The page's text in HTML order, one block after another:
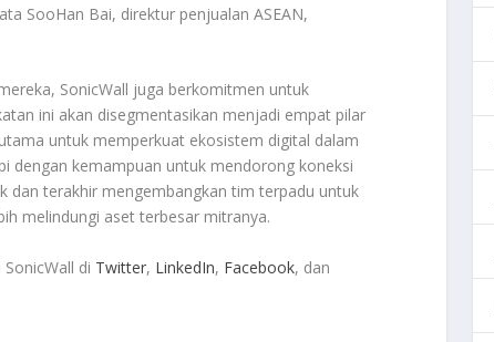
SooHan Bai, direktur penjualan ASEAN,
SonicWall juga berkomitmen untuk
ini akan disegmentasikan menjadi empat pilar
untuk memperkuat ekosistem digital dalam
dengan kemampuan untuk mendorong koneksi
dan terakhir mengembangkan tim terpadu untuk
melindungi aset terbesar mitranya.
di Twitter, LinkedIn, Facebook, dan